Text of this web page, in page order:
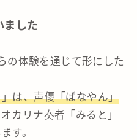
ました
の体験を通じて形にした
は、声優「ばなやん」
カリナ奏者「みると」
す。